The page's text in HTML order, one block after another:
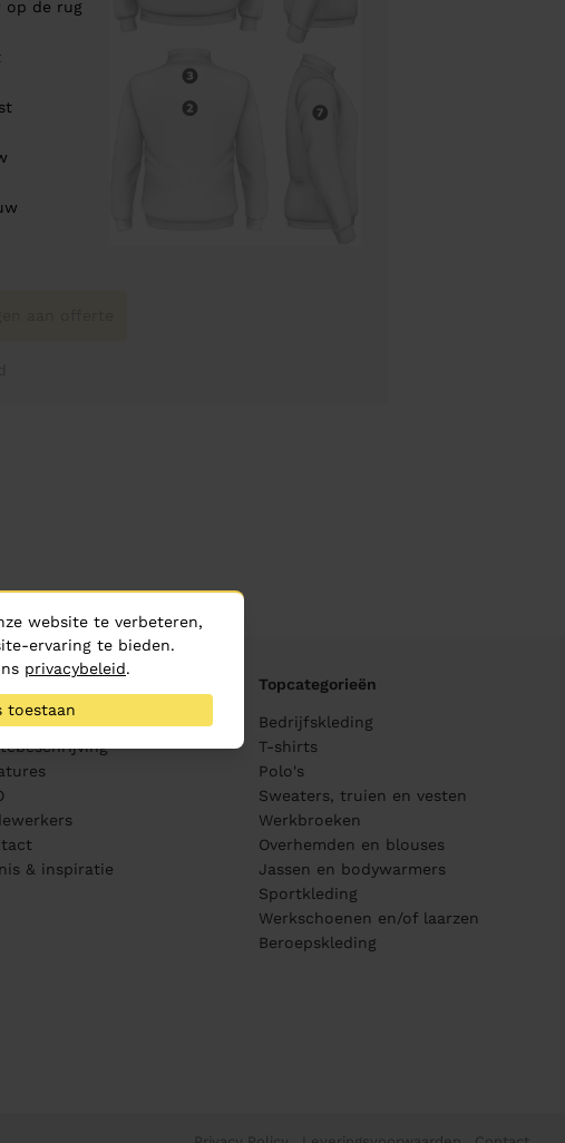
op de rug
Hurricane
& inspiratie
Topcategorieën
Bedrijfskleding
T-shirts
Polo's
Sweaters, truien en vesten
Werkbroeken
Overhemden en blouses
Jassen en bodywarmers
Sportkleding
Werkschoenen en/of laarzen
Beroepskleding
website te verbeteren,
ervaring te bieden.
privacybeleid.
toestaan